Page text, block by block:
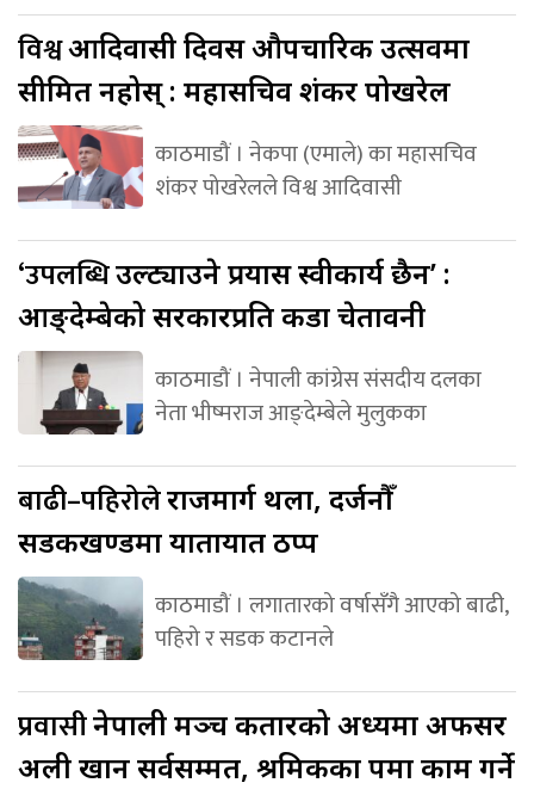
विश्वआदिवासी दिवस औपचारिक उत्सवमा
सीमित नहोस् : महासचिव शंकर पोखरेल
काठमाडौं । नेकपा (एमाले) का महासचिव
शंकर पोखरेलले विश्व आदिवासी
‘उपलब्धिउल्ट्याउने प्रयास स्वीकार्य छैन’ :
आङ्देम्बेको सरकारप्रति कडा चेतावनी
काठमाडौं । नेपाली कांग्रेस संसदीय दलका
नेता भीष्मराज आङ्देम्बेले मुलुकका
बाढी–पहिरोलेराजमार्ग थला, दर्जनौँ
सडकखण्डमा यातायात ठप्प
काठमाडौं । लगातारको वर्षासँगै आएको बाढी,
पहिरो र सडक कटानले
प्रवासीनेपाली मञ्च कतारको अध्यक्षमा अफसर
अली खान सर्वसम्मत, श्रमिकका पक्षमा काम गर्ने